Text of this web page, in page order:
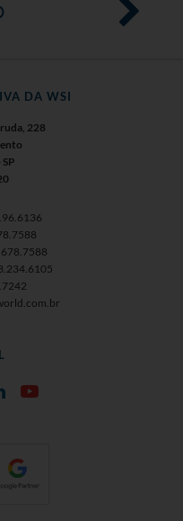
DA WSI
228
LinkedIn